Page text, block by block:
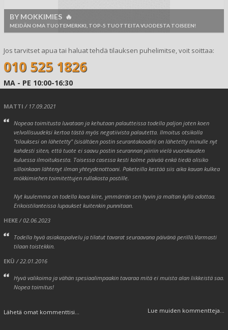
BY MOKKIMIES 🔥
MEIDÄN OMA TUOTEMERKKI, TOP-5 TUOTTEITA VUODESTA TOISEEN!
Jos tarvitset apua tai haluat tehdä tilauksen puhelimitse, voit soittaa:
010 525 1826
MA - PE 10:00-16:30
MATTI / 17.09.2021
Nopeaa toimitusta luvataan ja kehutaan palautteissa todella paljon joten koen
velvollisuudeksi kertoa tästä myös negatiivista palautetta. Ilmoitus otsikolla
"tilauksesi on lähetetty" (sisältäen postin seurantakoodin) on lähetetty minulle nyt
kahdesti siten, että tuote ei saavu postin seurannan piiriin vielä vuorokauden
kuluessa ilmoituksesta. Toisessa casessa kesti kolme päivää enkä tiedä olisiko
silloinkaan lähtenyt ilman yhteydenottoani. Paketeilla kestää siis aika kauan kulkea
mökkimiehen toimitettujen rullakosta postille.
Nyt kuulemma on todella kova kiire, ymmärrän sen hyvin ja maltan kyllä odottaa.
Erikoistilanteissa lupaukset kuitenkin punnitaan.
HEKE / 02.06.2023
Todella hyvä asiakaspalvelu ja tilatut tavarat seuraavana päivänä perillä.Varmasti
tilaan toistekkin.
EKÜ / 22.01.2016
Hyvä valikoima ja vähän spesiaalimpaakin tavaraa mitä ei muista alan liikkeistä saa.
Nopea toimitus!
Lähetä omat kommenttisi... Lue muiden kommentteja...